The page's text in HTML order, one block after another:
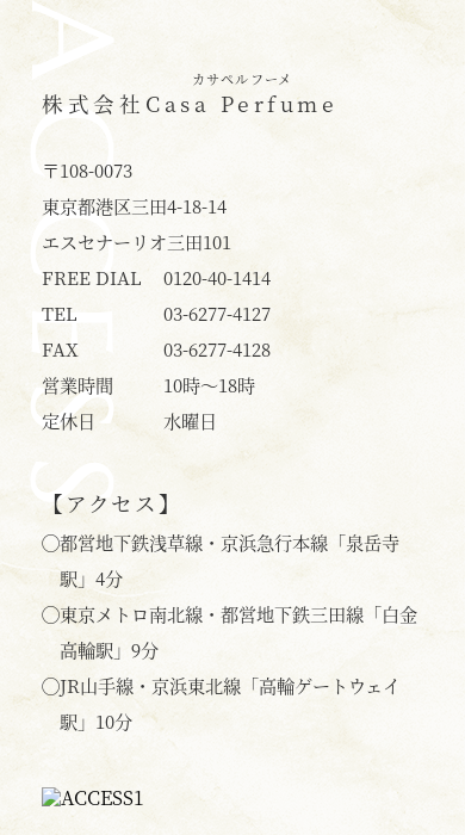
ACCESS カサペルフーメ
株式会社 Casa Perfume
〒108-0073
東京都港区三田4-18-14
エスセナーリオ三田101
FREE DIAL
0120-40-1414
TEL
03-6277-4127
FAX
03-6277-4128
営業時間
10時〜18時
定休日
水曜日
【アクセス】
◯都営地下鉄浅草線・京浜急行本線「泉岳寺
駅」4分
◯東京メトロ南北線・都営地下鉄三田線「白金
高輪駅」9分
◯JR山手線・京浜東北線「高輪ゲートウェイ
駅」10分